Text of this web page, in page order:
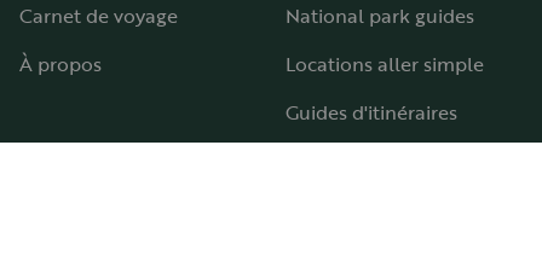
Carnet de voyage
À propos
National park guides
Locations aller simple
Guides d'itinéraires